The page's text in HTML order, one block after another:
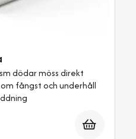
dödar möss direkt
fångst och underhåll